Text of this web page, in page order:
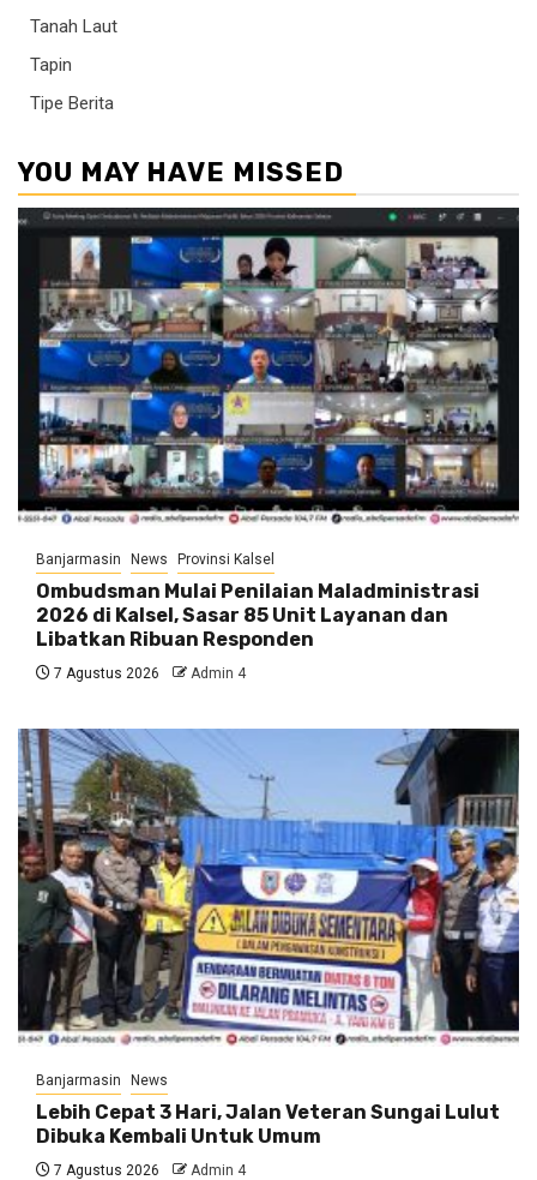
Tanah Laut
Tapin
Tipe Berita
YOU MAY HAVE MISSED
Banjarmasin News Provinsi Kalsel
Ombudsman Mulai Penilaian Maladministrasi
2026 di Kalsel, Sasar 85 Unit Layanan dan
Libatkan Ribuan Responden
7 Agustus 2026 Admin 4
Banjarmasin News
Lebih Cepat 3 Hari, Jalan Veteran Sungai Lulut
Dibuka Kembali Untuk Umum
7 Agustus 2026 Admin 4